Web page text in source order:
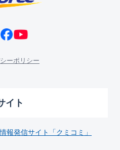
ーポリシー
イト
報発信サイト「クミコミ」